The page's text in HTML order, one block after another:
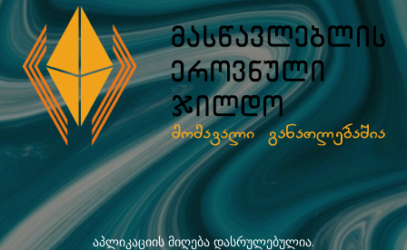
აპლიკაციის მიღება დასრულებულია.